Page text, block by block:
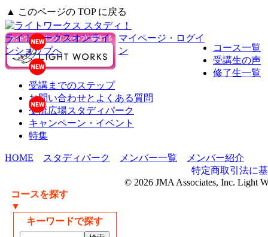
▲ このページの TOP に戻る
ライトワークスオンライ
ンショップへ
マイページ・ログイ
ン
コース一覧
受講生の声
修了生一覧
受講までのステップ
お問い合わせとよくある質問
交流広場スタディパーク
キャンペーン・イベント
特集
HOME スタディパーク メンバー一覧 メンバー紹介
コースを探す
▼
キーワードで探す
特定商取引法に
© 2026 JMA Associates, Inc. Light